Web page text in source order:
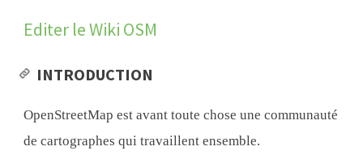
Editer le Wiki OSM
INTRODUCTION
OpenStreetMap est avant toute chose une communauté
de cartographes qui travaillent ensemble.